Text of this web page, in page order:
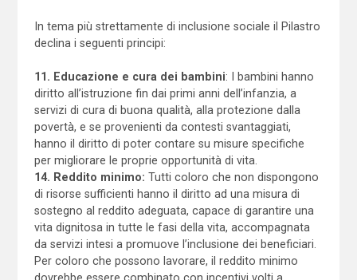
In tema più strettamente di inclusione sociale il Pilastro
declina i seguenti principi:
11. Educazione e cura dei bambini: I bambini hanno
diritto all’istruzione fin dai primi anni dell’infanzia, a
servizi di cura di buona qualità, alla protezione dalla
povertà, e se provenienti da contesti svantaggiati,
hanno il diritto di poter contare su misure specifiche
per migliorare le proprie opportunità di vita.
14. Reddito minimo: Tutti coloro che non dispongono
di risorse sufficienti hanno il diritto ad una misura di
sostegno al reddito adeguata, capace di garantire una
vita dignitosa in tutte le fasi della vita, accompagnata
da servizi intesi a promuove l’inclusione dei beneficiari.
Per coloro che possono lavorare, il reddito minimo
dovrebbe essere combinato con incentivi volti a